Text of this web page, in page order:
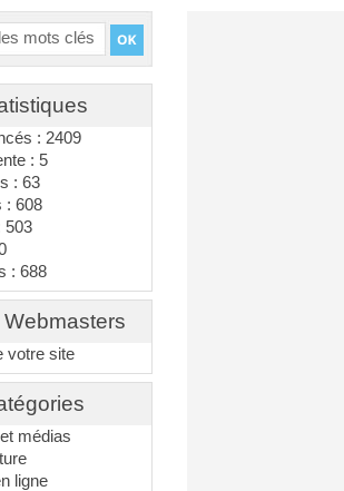
: 2409
: 5
: 63
: 608
503
: 688
votre site
médias
ligne